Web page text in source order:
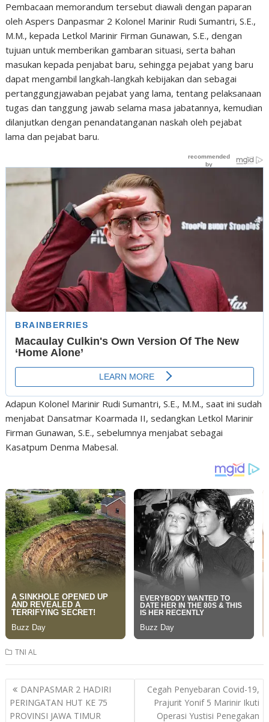
Pembacaan memorandum tersebut diawali dengan paparan
oleh Aspers Danpasmar 2 Kolonel Marinir Rudi Sumantri, S.E.,
M.M., kepada Letkol Marinir Firman Gunawan, S.E., dengan
tujuan untuk memberikan gambaran situasi, serta bahan
masukan kepada penjabat baru, sehingga pejabat yang baru
dapat mengambil langkah-langkah kebijakan dan sebagai
pertanggungjawaban pejabat yang lama, tentang pelaksanaan
tugas dan tanggung jawab selama masa jabatannya, kemudian
dilanjutkan dengan penandatanganan naskah oleh pejabat
lama dan pejabat baru.
Adapun Kolonel Marinir Rudi Sumantri, S.E., M.M., saat ini sudah
menjabat Dansatmar Koarmada II, sedangkan Letkol Marinir
Firman Gunawan, S.E., sebelumnya menjabat sebagai
Kasatpum Denma Mabesal.
TNI AL
Post
navigation
DANPASMAR 2 HADIRI
PERINGATAN HUT KE 75
PROVINSI JAWA TIMUR
Cegah Penyebaran Covid-19,
Prajurit Yonif 5 Marinir Ikuti
Operasi Yustisi Penegakan